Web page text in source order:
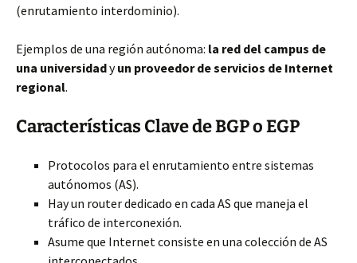
(enrutamiento interdominio).
Ejemplos de una región autónoma: la red del campus de
una universidadyun proveedor de servicios de Internet
regional.
Características Clave de BGP o EGP
Protocolos para el enrutamiento entre sistemas
autónomos (AS).
Hay un router dedicado en cada AS que maneja el
tráfico de interconexión.
Asume que Internet consiste en una colección de AS